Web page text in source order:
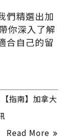
們精選出加
你深入了解
合自己的留
【指南】加拿大
Read More